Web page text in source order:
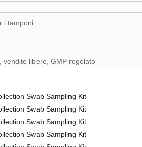
i tamponi
vendite libere, GMP regolato